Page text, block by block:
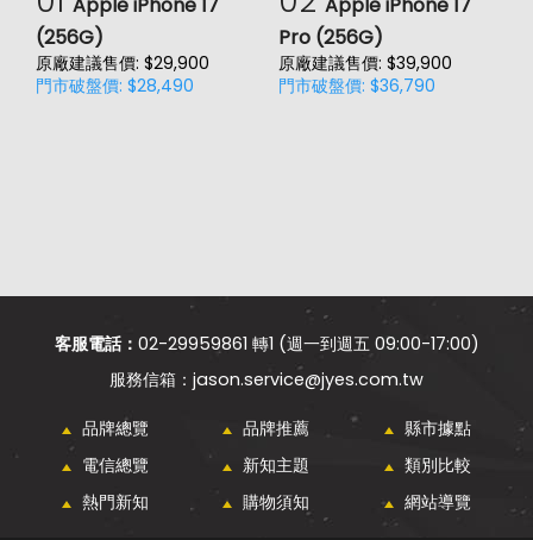
Apple iPhone 17
(256G)
原廠建議售價: $29,900
門市破盤價: $28,490
Apple iPhone 17
Pro (256G)
原廠建議售價: $39,900
門市破盤價: $36,790
客服電話： 02-29959861 轉1 (週一到週五 09:00-17:00)
jason.service@jyes.com.tw
品牌總覽 品牌推薦
縣市據點
電信總覽
新知主題
類別比較
熱門新知
購物須知 網站導覽